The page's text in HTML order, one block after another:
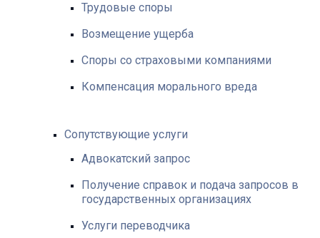
Трудовые споры
Возмещение ущерба
Споры со страховыми компаниями
Компенсация морального вреда
Сопутствующие услуги
Адвокатский запрос
Получение справок и подача запросов в
государственных организациях
Услуги переводчика